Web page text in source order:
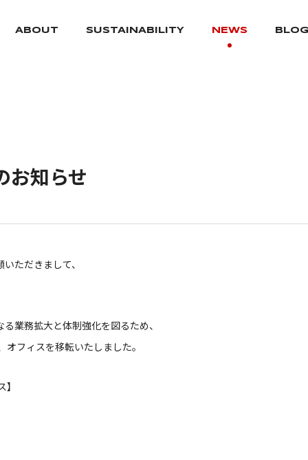
ABOUT SUSTAINABILITY NEWS BLOG
お知らせ
ただきまして、
業務拡大と体制強化を図るため、
フィスを移転いたしました。